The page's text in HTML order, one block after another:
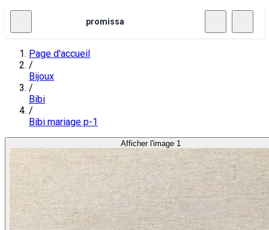
promissa
Page d'accueil
/
Bijoux
/
Bibi
/
Bibi mariage p-1
Afficher l'image 1